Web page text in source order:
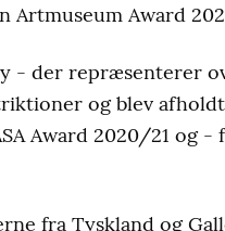
Award
- der repræsenterer
og blev
Award 2020/21 og -
fra Tyskland og